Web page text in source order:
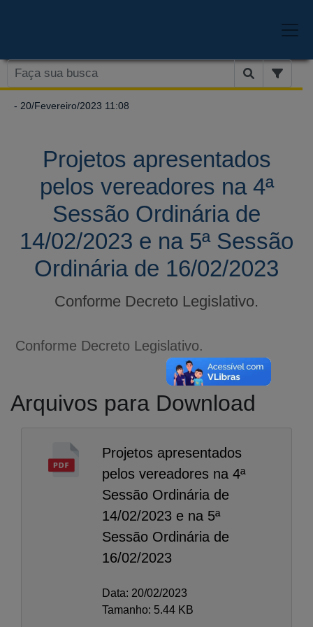
- 20/Fevereiro/2023 11:08
Projetos apresentados
pelos vereadores na 4ª
Sessão Ordinária de
14/02/2023 e na 5ª Sessão
Ordinária de 16/02/2023
Conforme Decreto Legislativo.
Conforme Decreto Legislativo.
Arquivos para Download
Projetos apresentados
pelos vereadores na 4ª
Sessão Ordinária de
14/02/2023 e na 5ª
Sessão Ordinária de
16/02/2023
Data: 20/02/2023
Tamanho: 5.44 KB